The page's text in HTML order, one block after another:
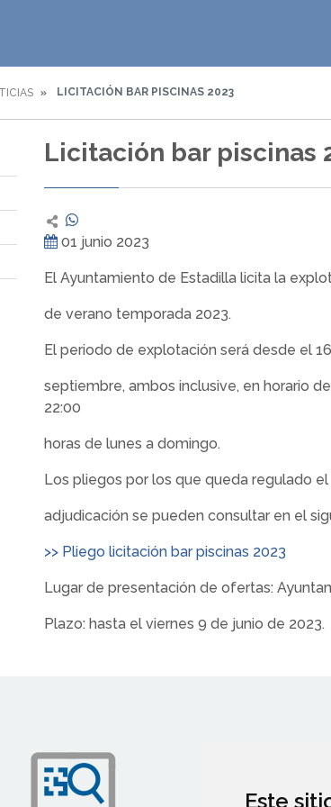
Este
LICITACIÓN BAR PISCINAS 2023
Licitación bar piscinas
01 junio 2023
El Ayuntamiento de Estadilla licita la
de verano temporada 2023.
El periodo de explotación será desde el
septiembre, ambos inclusive, en horario
22:00
horas de lunes a domingo.
Los pliegos por los que queda regulado
adjudicación se pueden consultar en el
>> Pliego licitación bar piscinas 2023
Lugar de presentación de ofertas:
Plazo: hasta el viernes 9 de junio de 2023.